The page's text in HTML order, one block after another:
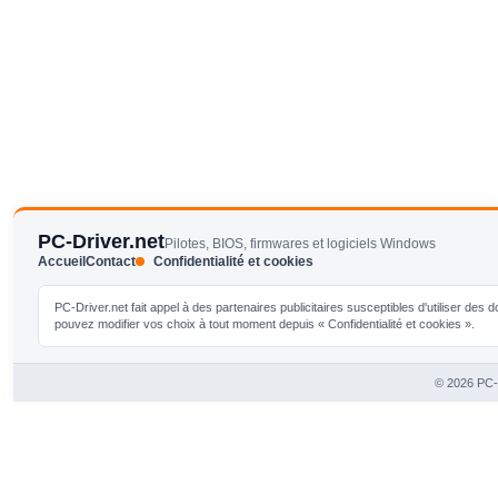
PC-Driver.netPilotes, BIOS, firmwares et logiciels Windows
AccueilContact Confidentialité et cookies
PC-Driver.net fait appel à des partenaires publicitaires susceptibles d'utiliser
pouvez modifier vos choix à tout moment depuis « Confidentialité et cookies ».
© 2026